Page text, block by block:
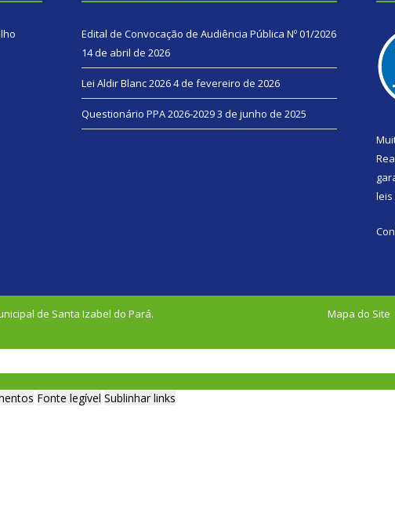
Edital de Convocação de Audiência Pública Nº 01/2026
14 de abril de 2026
Lei Aldir Blanc 20264 de fevereiro de 2026
Questionário PPA 2026-20293 de junho de 2025
leis
de Santa Izabel do Pará. Mapa do Site
Fonte legível Sublinhar links